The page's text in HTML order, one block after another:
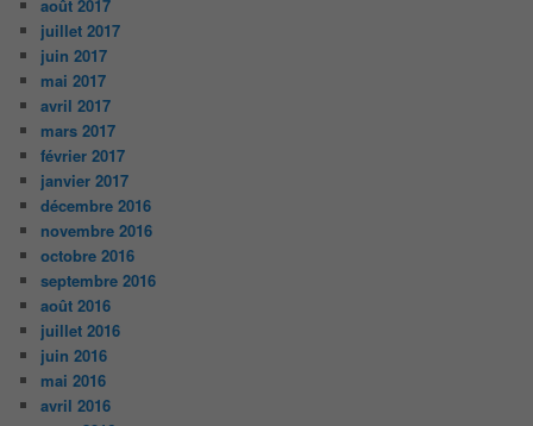
août 2017
juillet 2017
juin 2017
mai 2017
avril 2017
mars 2017
février 2017
janvier 2017
décembre 2016
novembre 2016
octobre 2016
septembre 2016
août 2016
juillet 2016
juin 2016
mai 2016
avril 2016